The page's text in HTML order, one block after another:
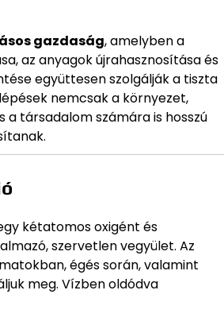
gazdaság, amelyben a
az anyagok újrahasznosítása és
együttesen szolgálják a tiszta
nemcsak a környezet,
a társadalom számára is hosszú
kétatomos oxigént és
szervetlen vegyület. Az
égés során, valamint
meg. Vízben oldódva